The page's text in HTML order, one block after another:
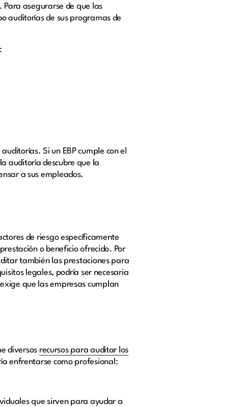
asegurarse de que las
auditorías de sus programas de
Si un EBP cumple con el
auditoría descubre que la
a sus empleados.
de riesgo específicamente
o beneficio ofrecido. Por
también las prestaciones para
legales, podría ser necesaria
que las empresas cumplan
diversos recursos para auditar los
enfrentarse como profesional:
que sirven para ayudar a